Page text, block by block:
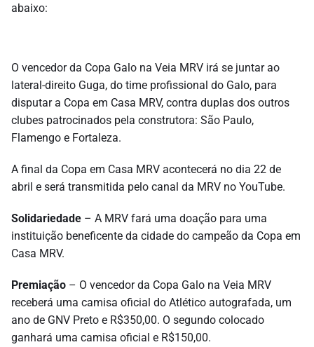
abaixo:
O vencedor da Copa Galo na Veia MRV irá se juntar ao
lateral-direito Guga, do time profissional do Galo, para
disputar a Copa em Casa MRV, contra duplas dos outros
clubes patrocinados pela construtora: São Paulo,
Flamengo e Fortaleza.
A final da Copa em Casa MRV acontecerá no dia 22 de
abril e será transmitida pelo canal da MRV no YouTube.
Solidariedade – A MRV fará uma doação para uma
instituição beneficente da cidade do campeão da Copa em
Casa MRV.
Premiação – O vencedor da Copa Galo na Veia MRV
receberá uma camisa oficial do Atlético autografada, um
ano de GNV Preto e R$350,00. O segundo colocado
ganhará uma camisa oficial e R$150,00.